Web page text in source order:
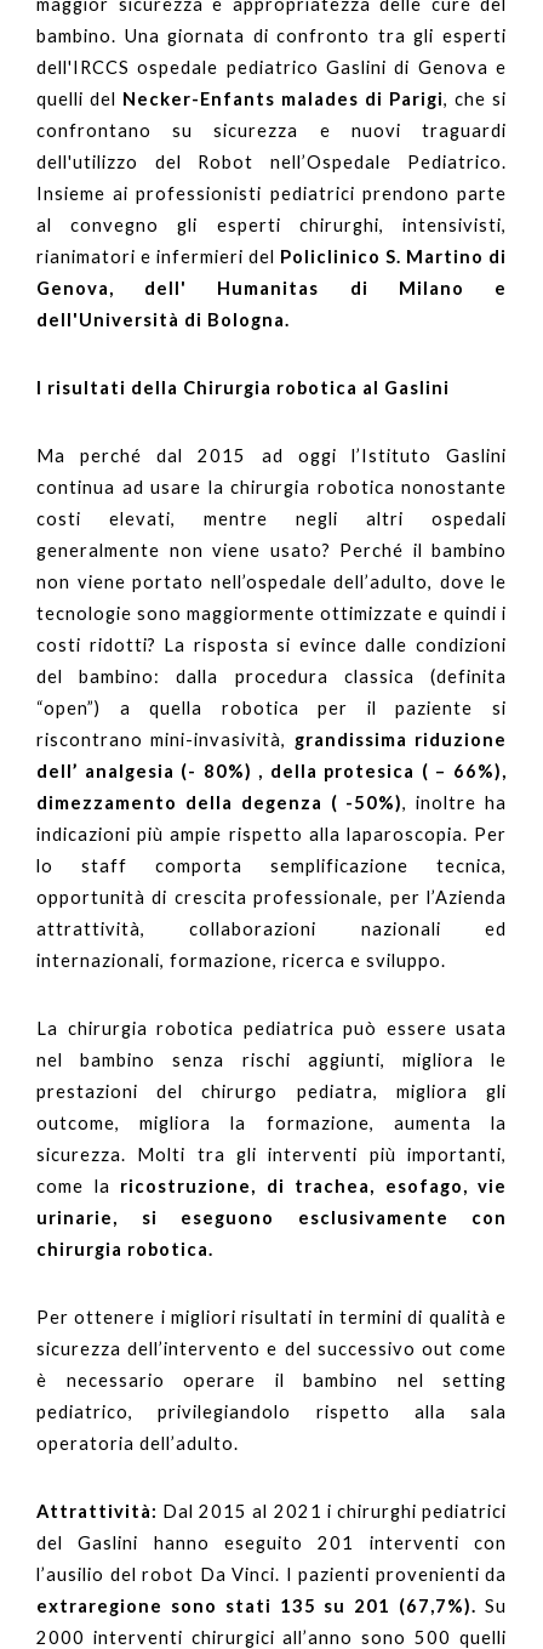
bambino. Una giornata di confronto tra gli esperti
dell'IRCCS ospedale pediatrico Gaslini di Genova e
quelli del Necker-Enfants malades di Parigi, che si
confrontano su sicurezza e nuovi traguardi
dell'utilizzo del Robot nell’Ospedale Pediatrico.
Insieme ai professionisti pediatrici prendono parte
al convegno gli esperti chirurghi, intensivisti,
rianimatori e infermieri del Policlinico S. Martino di
Genova, dell' Humanitas di Milano e
dell'Università di Bologna.
I risultati della Chirurgia robotica al Gaslini
Ma perché dal 2015 ad oggi l’Istituto Gaslini
continua ad usare la chirurgia robotica nonostante
costi elevati, mentre negli altri ospedali
generalmente non viene usato? Perché il bambino
non viene portato nell’ospedale dell’adulto, dove le
tecnologie sono maggiormente ottimizzate e quindi i
costi ridotti? La risposta si evince dalle condizioni
del bambino: dalla procedura classica (definita
“open”) a quella robotica per il paziente si
riscontrano mini-invasività, grandissima riduzione
dell’ analgesia (- 80%) , della protesica ( – 66%),
dimezzamento della degenza ( -50%), inoltre ha
indicazioni più ampie rispetto alla laparoscopia. Per
lo staff comporta semplificazione tecnica,
opportunità di crescita professionale, per l’Azienda
attrattività, collaborazioni nazionali ed
internazionali, formazione, ricerca e sviluppo.
La chirurgia robotica pediatrica può essere usata
nel bambino senza rischi aggiunti, migliora le
prestazioni del chirurgo pediatra, migliora gli
outcome, migliora la formazione, aumenta la
sicurezza. Molti tra gli interventi più importanti,
come la ricostruzione, di trachea, esofago, vie
urinarie, si eseguono esclusivamente con
chirurgia robotica.
Per ottenere i migliori risultati in termini di qualità e
sicurezza dell’intervento e del successivo out come
è necessario operare il bambino nel setting
pediatrico, privilegiandolo rispetto alla sala
operatoria dell’adulto.
Attrattività: Dal 2015 al 2021 i chirurghi pediatrici
del Gaslini hanno eseguito 201 interventi con
l’ausilio del robot Da Vinci. I pazienti provenienti da
extraregione sono stati 135 su 201 (67,7%). Su
2000 interventi chirurgici all’anno sono 500 quelli